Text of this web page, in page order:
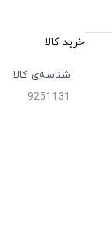
خرید کالا
شناسه‌ی کالا
9251131